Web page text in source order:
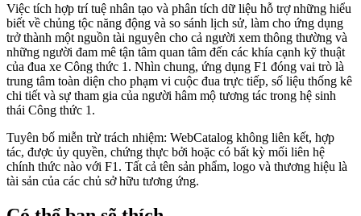
Việc tích hợp trí tuệ nhân tạo và phân tích dữ liệu hỗ trợ những hiểu
biết về chủng tộc năng động và so sánh lịch sử, làm cho ứng dụng
trở thành một nguồn tài nguyên cho cả người xem thông thường và
những người đam mê tận tâm quan tâm đến các khía cạnh kỹ thuật
của đua xe Công thức 1. Nhìn chung, ứng dụng F1 đóng vai trò là
trung tâm toàn diện cho phạm vi cuộc đua trực tiếp, số liệu thống kê
chi tiết và sự tham gia của người hâm mộ tương tác trong hệ sinh
thái Công thức 1.
Tuyên bố miễn trừ trách nhiệm: WebCatalog không liên kết, hợp
tác, được ủy quyền, chứng thực bởi hoặc có bất kỳ mối liên hệ
chính thức nào với F1. Tất cả tên sản phẩm, logo và thương hiệu là
tài sản của các chủ sở hữu tương ứng.